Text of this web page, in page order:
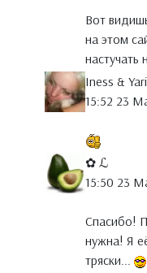
Вот
на этом
Iness &
15:52 23
✿ ℒ
15:50 23
Спасибо!
нужна! Я
тряски...